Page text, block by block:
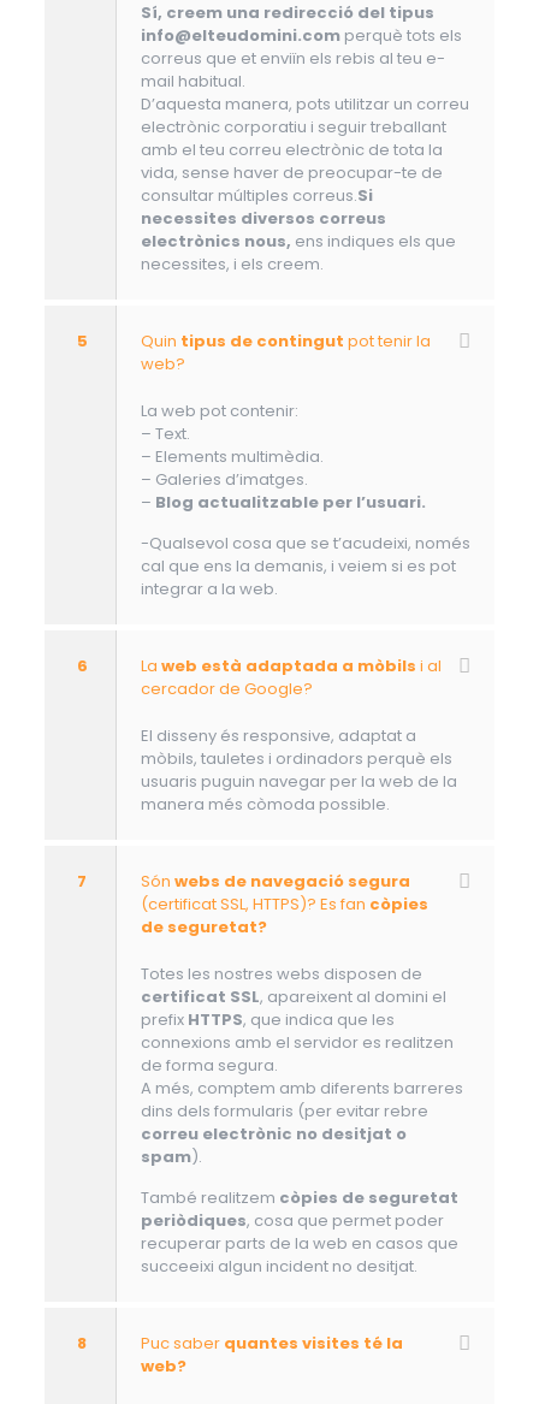
Sí, creem una redirecció del tipus
info@elteudomini.comperquè tots els
correus que et enviïn els rebis al teu e-
mail habitual.
D’aquesta manera, pots utilitzar un correu
electrònic corporatiu i seguir treballant
amb el teu correu electrònic de tota la
vida, sense haver de preocupar-te de
consultar múltiples correus.Si
necessites diversos correus
electrònics nous, ens indiques els que
necessites, i els creem.
5 Quin tipus de contingut pot tenir la
web?
La web pot contenir:
– Text.
– Elements multimèdia.
– Galeries d’imatges.
– Blog actualitzable per l’usuari.
-Qualsevol cosa que se t’acudeixi, només
cal que ens la demanis, i veiem si es pot
integrar a la web.
6 La web està adaptada a mòbils i al
cercador de Google?
El disseny és responsive, adaptat a
mòbils, tauletes i ordinadors perquè els
usuaris puguin navegar per la web de la
manera més còmoda possible.
7 Són webs de navegació segura
(certificat SSL, HTTPS)? Es fan còpies
de seguretat?
Totes les nostres webs disposen de
certificat SSL, apareixent al domini el
prefix HTTPS, que indica que les
connexions amb el servidor es realitzen
de forma segura.
A més, comptem amb diferents barreres
dins dels formularis (per evitar rebre
correu electrònic no desitjat o
spam).
També realitzem còpies de seguretat
periòdiques, cosa que permet poder
recuperar parts de la web en casos que
succeeixi algun incident no desitjat.
8 Puc saber quantes visites té la
web?